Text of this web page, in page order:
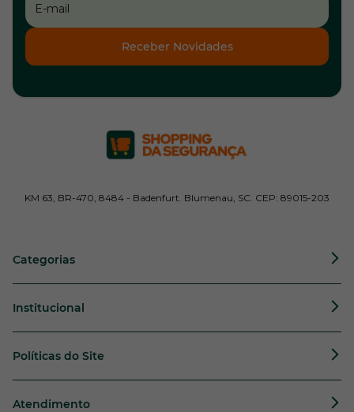
Receber Novidades
KM 63, BR-470, 8484 - Badenfurt. Blumenau, SC. CEP: 89015-203
Categorias
Institucional
Políticas do Site
Atendimento